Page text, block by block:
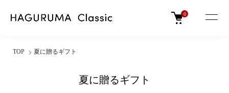
0
TOP 夏に贈るギフト
夏に贈るギフト